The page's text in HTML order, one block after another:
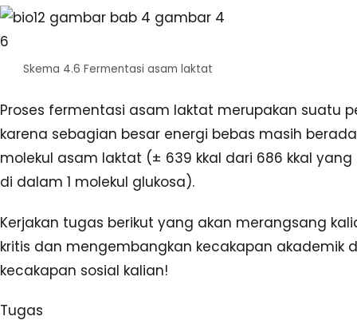
Skema 4.6 Fermentasi asam laktat
Proses fermentasi asam laktat merupakan suatu
karena sebagian besar energi bebas masih
molekul asam laktat (± 639 kkal dari 686 kkal
di dalam 1 molekul glukosa).
Kerjakan tugas berikut yang akan merangsang
kritis dan mengembangkan kecakapan akademik
kecakapan sosial kalian!
Tugas